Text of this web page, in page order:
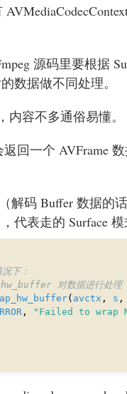
源码里要根据
数据做不同处理。
容不多通俗易懂。
回一个 AVFrame
解码 Buffer 数据的
代表走的 Surface
( avctx , s
,
"Failed to wrap